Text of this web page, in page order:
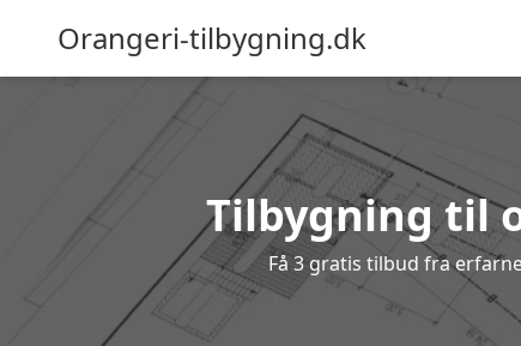
Orangeri-tilbygning.dk
Tilbygning til
Få 3 gratis tilbud fra